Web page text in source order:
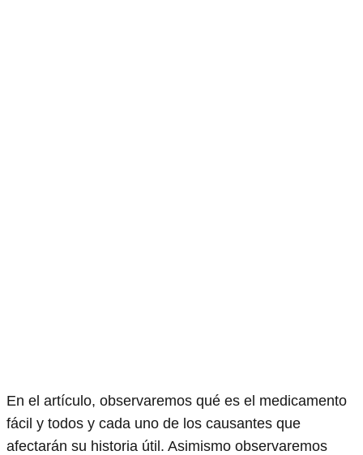
En el artículo, observaremos qué es el medicamento
fácil y todos y cada uno de los causantes que
afectarán su historia útil. Asimismo observaremos